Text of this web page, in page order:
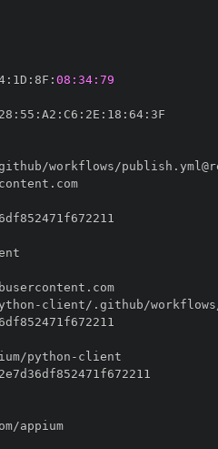
: 1D : 8F : 08:34:79
28 : 55 : A2 : C6 : 2E : 18 : 64:
//token.actions.githubusercontent.com
//token.actions.githubusercontent.com
-
python -
//github.com/appium